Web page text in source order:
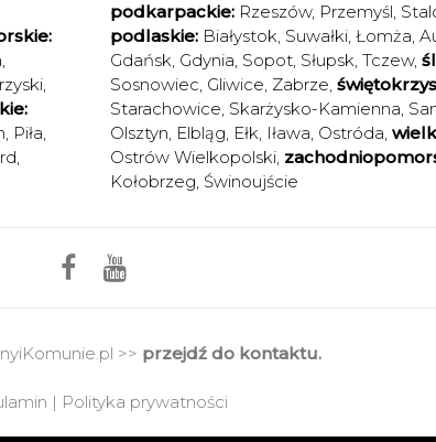
,
,
, Piła,
,
podkarpackie: Rzeszów, Przemyśl,
podlaskie: Białystok, Suwałki, Łomża,
Gdańsk, Gdynia, Sopot, Słupsk, Tczew,
Sosnowiec, Gliwice, Zabrze,
Starachowice, Skarżysko-Kamienna,
Olsztyn, Elbląg, Ełk, Iława, Ostróda,
Ostrów Wielkopolski,
Kołobrzeg, Świnoujście
>> przejdź do kontaktu.
| Polityka prywatności